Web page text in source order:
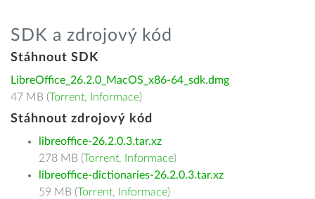
SDK a zdrojový kód
Stáhnout SDK
LibreOffice_26.2.0_MacOS_x86-64_sdk.dmg
47 MB (Torrent, Informace)
Stáhnout zdrojový kód
libreoffice-26.2.0.3.tar.xz
278 MB (Torrent, Informace)
libreoffice-dictionaries-26.2.0.3.tar.xz
59 MB (Torrent, Informace)